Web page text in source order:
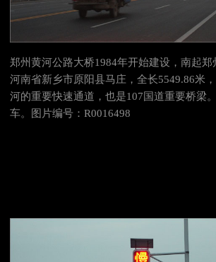
郑州黄河公路大桥1984年开始建设，南起
河南省新乡市原阳县马庄，全长5549.86米
河的重要快速通道，也是107国道重要桥梁
车。图片编号：R0016498